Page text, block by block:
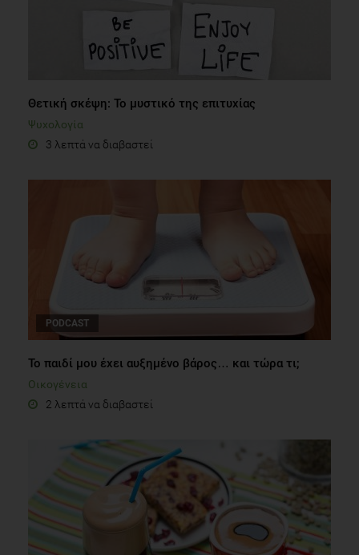
Θετική σκέψη: Το μυστικό της επιτυχίας
Ψυχολογία
3 λεπτά να διαβαστεί
PODCAST
Το παιδί μου έχει αυξημένο βάρος… και τώρα τι;
Οικογένεια
2 λεπτά να διαβαστεί